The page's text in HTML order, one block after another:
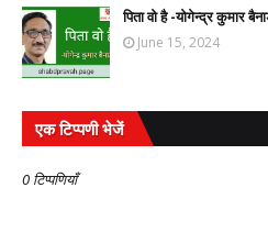
पिता वो है -योगेन्द्र कुमार
June 15, 2024
एक टिप्पणी भेजें
0 टिप्पणियाँ